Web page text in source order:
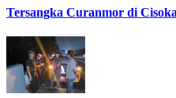
Tersangka Curanmor di